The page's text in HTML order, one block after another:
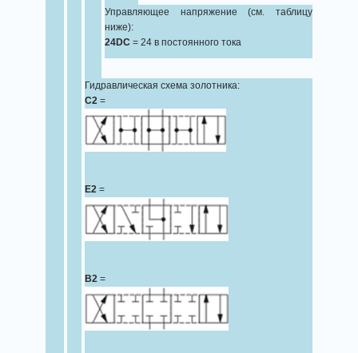
Управляющее напряжение (см. таблицу
ниже):
24DC = 24 в постоянного тока
Гидравлическая схема золотника:
C2 =
E2 =
B2 =